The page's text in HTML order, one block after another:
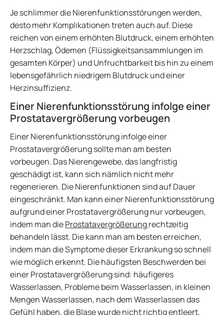
Je schlimmer die Nierenfunktionsstörungen werden,
desto mehr Komplikationen treten auch auf. Diese
reichen von einem erhöhten Blutdruck, einem erhöhten
Herzschlag, Ödemen (Flüssigkeitsansammlungen im
gesamten Körper) und Unfruchtbarkeit bis hin zu einem
lebensgefährlich niedrigem Blutdruck und einer
Herzinsuffizienz.
Einer Nierenfunktionsstörung infolge einer
Prostatavergrößerung vorbeugen
Einer Nierenfunktionsstörung infolge einer
Prostatavergrößerung sollte man am besten
vorbeugen. Das Nierengewebe, das langfristig
geschädigt ist, kann sich nämlich nicht mehr
regenerieren. Die Nierenfunktionen sind auf Dauer
eingeschränkt. Man kann einer Nierenfunktionsstörung
aufgrund einer Prostatavergrößerung nur vorbeugen,
indem man dieProstatavergrößerungrechtzeitig
behandeln lässt. Die kann man am besten erreichen,
indem man die Symptome dieser Erkrankung so schnell
wie möglich erkennt. Die häufigsten Beschwerden bei
einer Prostatavergrößerung sind: häufigeres
Wasserlassen, Probleme beim Wasserlassen, in kleinen
Mengen Wasserlassen, nach dem Wasserlassen das
Gefühl haben, die Blase wurde nicht richtig entleert,